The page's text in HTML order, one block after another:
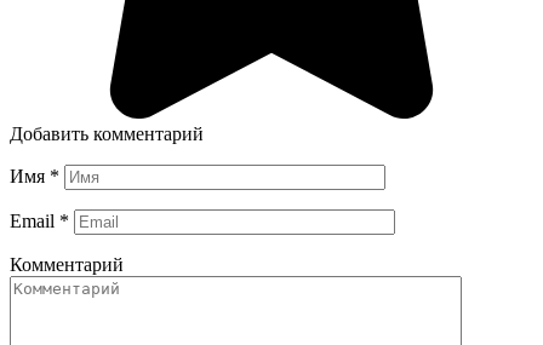
Добавить комментарий
Имя *
Email *
Комментарий